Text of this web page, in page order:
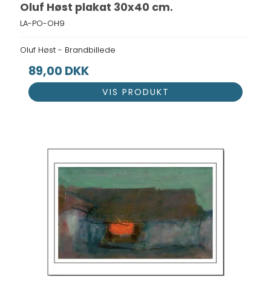
Oluf Høst plakat 30x40 cm.
LA-PO-OH9
Oluf Høst - Brandbillede
89,00 DKK
VIS PRODUKT